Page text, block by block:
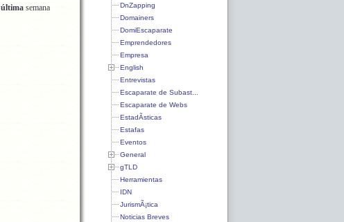
última semana
DnZapping
Domainers
DomiEscaparate
Emprendedores
Empresa
English
Entrevistas
Escaparate de Subast...
Escaparate de Webs
EstadÃ­sticas
Estafas
Eventos
General
gTLD
Herramientas
IDN
JurismÃ¡tica
Noticias Breves